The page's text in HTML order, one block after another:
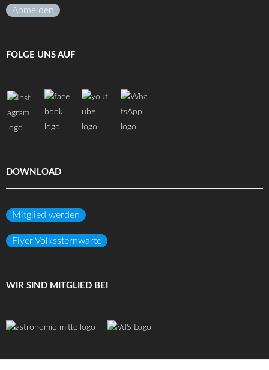
Abmelden
FOLGE UNS AUF
DOWNLOAD
Mitglied werden
Flyer Volkssternwarte
WIR SIND MITGLIED BEI